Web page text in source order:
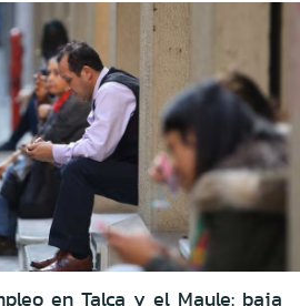
en Talca y el Maule: baja